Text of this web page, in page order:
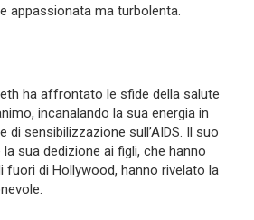
appassionata ma turbolenta.
ha affrontato le sfide della salute
incanalando la sua energia in
di sensibilizzazione sull’AIDS. Il suo
sua dedizione ai figli, che hanno
fuori di Hollywood, hanno rivelato la